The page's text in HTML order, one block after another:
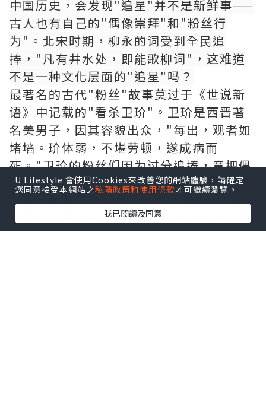
中国历史，会发现"追星"并不是新鲜事——
古人也有自己的"偶像崇拜"和"粉丝行
为"。北宋时期，柳永的词受到全民追
捧，"凡有井水处，即能歌柳词"，这难道
不是一种文化层面的"追星"吗？
最著名的古代"粉丝"故事莫过于《世说新
语》中记载的"看杀卫玠"。卫玠是西晋著
名美男子，因其容貌出众，"每出，观者如
堵墙。玠体弱，不堪劳顿，遂成病而
死。"卫玠的粉丝们因为过分追捧，竟把偶
像"看死"了，这种狂热的程度，丝毫不亚
于当代追星现场。唐代诗人白居易的粉丝
更是狂热到在身上纹满白居易的诗句。白
居易在《与元九书》中不无得意地写道"自
U Lifestyle 會使用Cookies來改善您的網站體驗，請確定
您同意接受本網站之私隱政策和使用條款才可繼續瀏覽。
我已閱讀及同意